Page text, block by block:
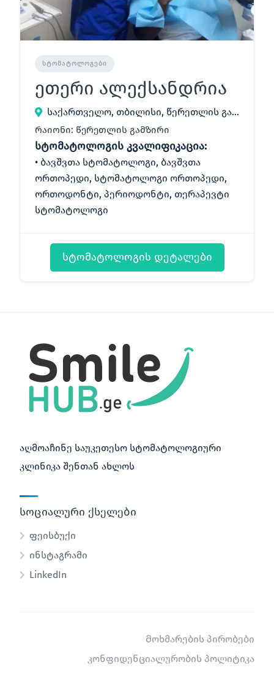
ᲡᲢᲝᲛᲐᲢᲝᲚᲝᲒᲔᲑᲘ
ეთერი ალექსანდრია
საქართველო, თბილისი, წერეთლის გამზირი 111
რაიონი: წერეთლის გამზირი
სტომატოლოგის კვალიფიკაცია:
ბავშვთა სტომატოლოგი, ბავშვთა
ორთოპედი, სტომატოლოგი ორთოპედი,
ორთოდონტი, პერიოდონტი, თერაპევტი
სტომატოლოგი
სტომატოლოგის დეტალები
აღმოაჩინე საუკეთესო სტომატოლოგიური
კლინიკა შენთან ახლოს
სოციალური ქსელები
ფეისბუქი
ინსტაგრამი
LinkedIn
Მოხმარების პირობები
კონფიდენციალურობის პოლიტიკა